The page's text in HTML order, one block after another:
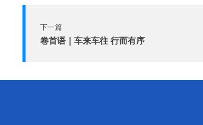
下一篇
卷首语｜车来车往 行而有序